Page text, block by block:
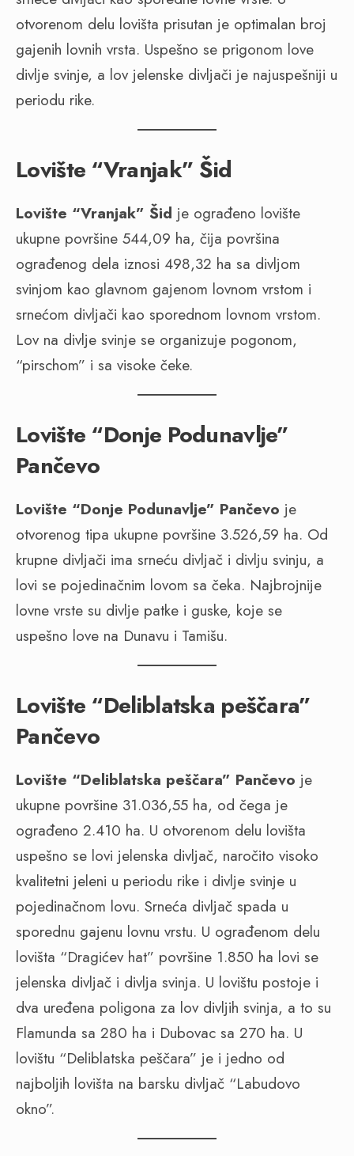
otvorenom delu lovišta prisutan je optimalan broj
gajenih lovnih vrsta. Uspešno se prigonom love
divlje svinje, a lov jelenske divljači je najuspešniji u
periodu rike.
Lovište “Vranjak” Šid
Lovište “Vranjak” Šid je ograđeno lovište
ukupne površine 544,09 ha, čija površina
ograđenog dela iznosi 498,32 ha sa divljom
svinjom kao glavnom gajenom lovnom vrstom i
srnećom divljači kao sporednom lovnom vrstom.
Lov na divlje svinje se organizuje pogonom,
“pirschom” i sa visoke čeke.
Lovište “Donje Podunavlje”
Pančevo
Lovište “Donje Podunavlje” Pančevo je
otvorenog tipa ukupne površine 3.526,59 ha. Od
krupne divljači ima srneću divljač i divlju svinju, a
lovi se pojedinačnim lovom sa čeka. Najbrojnije
lovne vrste su divlje patke i guske, koje se
uspešno love na Dunavu i Tamišu.
Lovište “Deliblatska peščara”
Pančevo
Lovište “Deliblatska peščara” Pančevo je
ukupne površine 31.036,55 ha, od čega je
ograđeno 2.410 ha. U otvorenom delu lovišta
uspešno se lovi jelenska divljač, naročito visoko
kvalitetni jeleni u periodu rike i divlje svinje u
pojedinačnom lovu. Srneća divljač spada u
sporednu gajenu lovnu vrstu. U ograđenom delu
lovišta “Dragićev hat” površine 1.850 ha lovi se
jelenska divljač i divlja svinja. U lovištu postoje i
dva uređena poligona za lov divljih svinja, a to su
Flamunda sa 280 ha i Dubovac sa 270 ha. U
lovištu “Deliblatska peščara” je i jedno od
najboljih lovišta na barsku divljač “Labudovo
okno”.